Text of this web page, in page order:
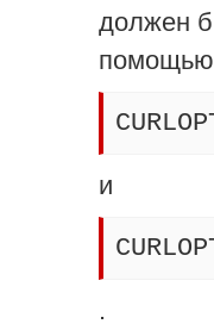
должен
помощью
и
.